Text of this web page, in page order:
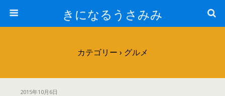
きになるうさみみ
カテゴリー › グルメ
2015年10月6日